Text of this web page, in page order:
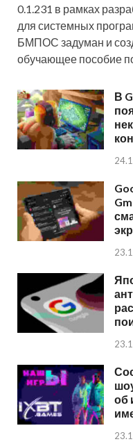
0.1.231 в рамках
для системных
БМПОС задуман и
обучающее пособие
В
об